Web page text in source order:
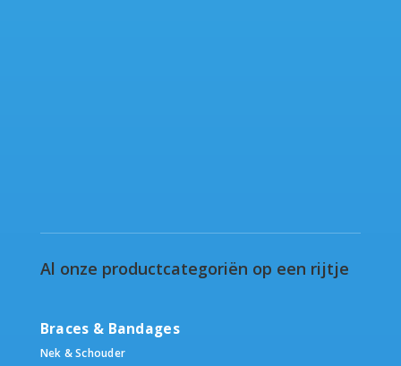
Al onze productcategoriën op een rijtje
Braces & Bandages
Nek & Schouder